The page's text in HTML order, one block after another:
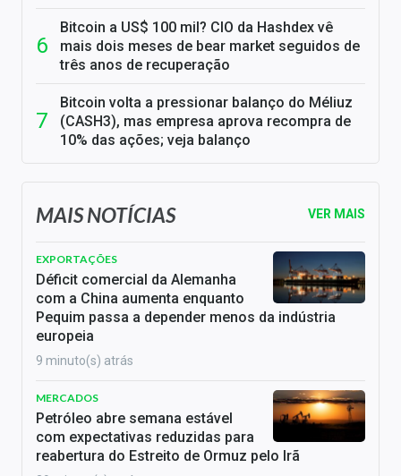
Bitcoin a US$ 100 mil? CIO da Hashdex vê
mais dois meses de bear market seguidos de
três anos de recuperação
Bitcoin volta a pressionar balanço do Méliuz
(CASH3), mas empresa aprova recompra de
10% das ações; veja balanço
MAIS NOTÍCIAS VER MAIS
EXPORTAÇÕES
Déficit comercial da Alemanha
com a China aumenta enquanto
Pequim passa a depender menos da indústria
europeia
9 minuto(s) atrás
MERCADOS
Petróleo abre semana estável
com expectativas reduzidas para
reabertura do Estreito de Ormuz pelo Irã